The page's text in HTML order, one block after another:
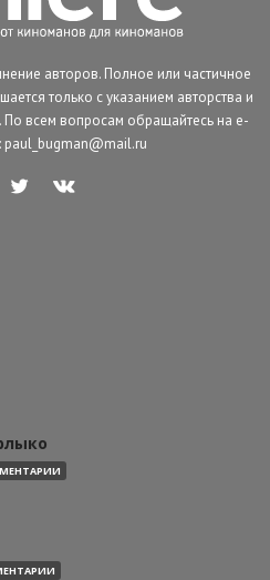
авторов. Полное или частичное
только с указанием авторства и
По всем вопросам обращайтесь на e-
paul_bugman@mail.ru